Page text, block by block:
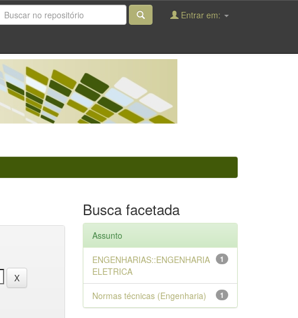
Entrar em:
Busca facetada
Assunto
1
ENGENHARIAS::ENGENHARIA
ELETRICA
1
Normas técnicas (Engenharia)